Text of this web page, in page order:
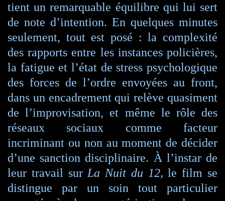
tient un remarquable équilibre qui lui sert
de note d’intention. En quelques minutes
seulement, tout est posé : la complexité
des rapports entre les instances policières,
la fatigue et l’état de stress psychologique
des forces de l’ordre envoyées au front,
dans un encadrement qui relève quasiment
de l’improvisation, et même le rôle des
réseaux sociaux comme facteur
incriminant ou non au moment de décider
d’une sanction disciplinaire. À l’instar de
leur travail surLa Nuit du 12, le film se
distingue par un soin tout particulier